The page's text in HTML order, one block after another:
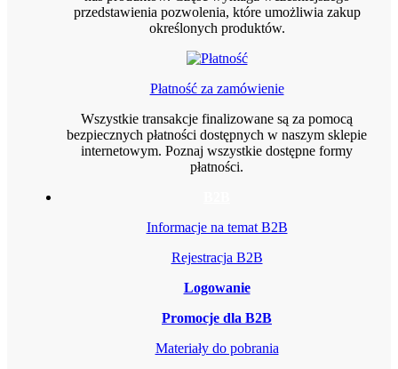
przedstawienia pozwolenia, które umożliwia zakup
określonych produktów.
Płatność za zamówienie
Wszystkie transakcje finalizowane są za pomocą
bezpiecznych płatności dostępnych w naszym sklepie
internetowym. Poznaj wszystkie dostępne formy
płatności.
Informacje na temat B2B
Rejestracja B2B
Logowanie
Promocje dla B2B
Materiały do pobrania